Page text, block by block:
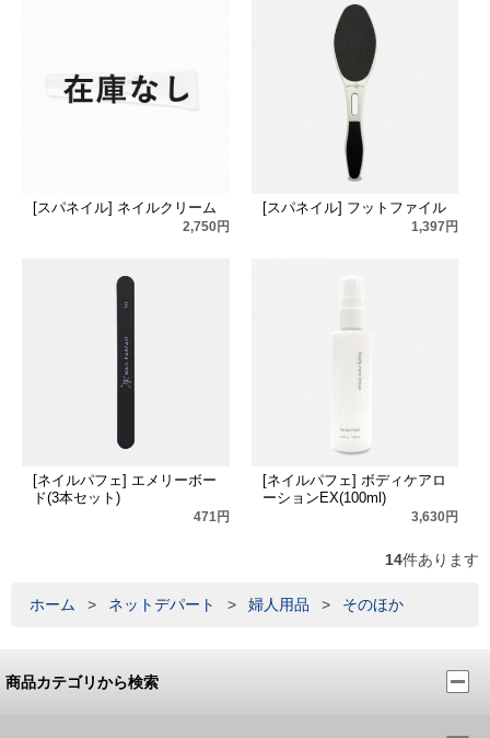
[スパネイル] ネイルクリーム
2,750円
[スパネイル] フットファイル
1,397円
[ネイルパフェ] エメリーボー
ド(3本セット)
471円
[ネイルパフェ] ボディケアロ
ーションEX(100ml)
3,630円
14件あります
ホーム > ネットデパート > 婦人用品 > そのほか
商品カテゴリから検索